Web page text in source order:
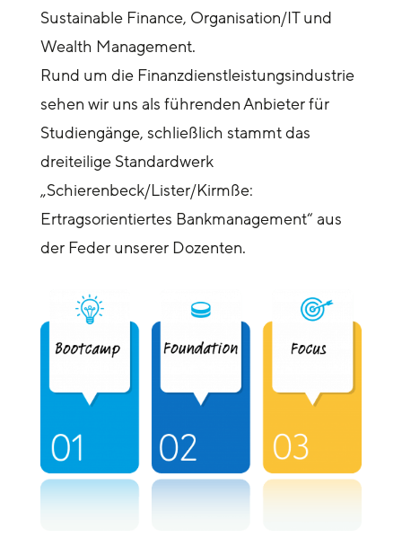
Sustainable Finance, Organisation/IT und
Wealth Management.
Rund um die Finanzdienstleistungsindustrie
sehen wir uns als führenden Anbieter für
Studiengänge, schließlich stammt das
dreiteilige Standardwerk
„Schierenbeck/Lister/Kirmße:
Ertragsorientiertes Bankmanagement“ aus
der Feder unserer Dozenten.